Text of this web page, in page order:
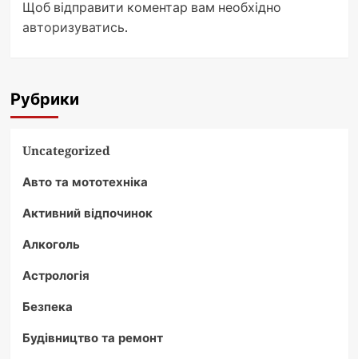
Щоб відправити коментар вам необхідно
авторизуватись.
Рубрики
Uncategorized
Авто та мототехніка
Активний відпочинок
Алкоголь
Астрологія
Безпека
Будівництво та ремонт